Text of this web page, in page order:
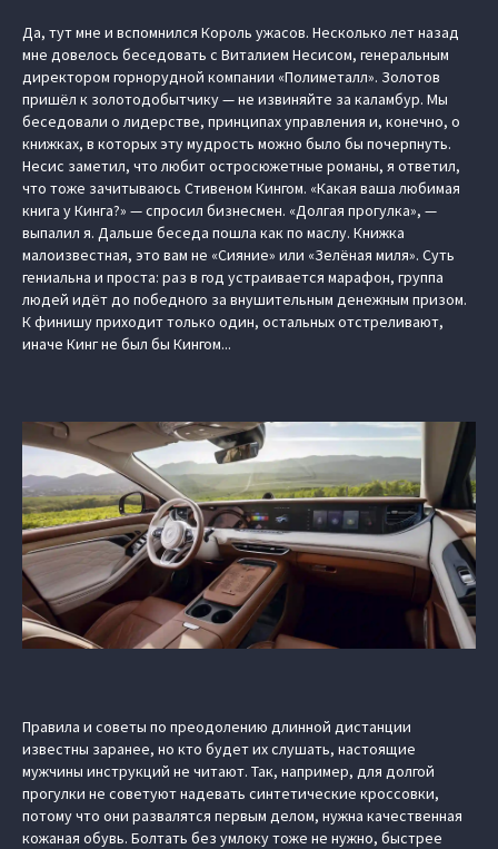
Да, тут мне и вспомнился Король ужасов. Несколько лет назад
мне довелось беседовать с Виталием Несисом, генеральным
директором горнорудной компании «Полиметалл». Золотов
пришёл к золотодобытчику — не извиняйте за каламбур. Мы
беседовали о лидерстве, принципах управления и, конечно, о
книжках, в которых эту мудрость можно было бы почерпнуть.
Несис заметил, что любит остросюжетные романы, я ответил,
что тоже зачитываюсь Стивеном Кингом. «Какая ваша любимая
книга у Кинга?» — спросил бизнесмен. «Долгая прогулка», —
выпалил я. Дальше беседа пошла как по маслу. Книжка
малоизвестная, это вам не «Сияние» или «Зелёная миля». Суть
гениальна и проста: раз в год устраивается марафон, группа
людей идёт до победного за внушительным денежным призом.
К финишу приходит только один, остальных отстреливают,
иначе Кинг не был бы Кингом...
Правила и советы по преодолению длинной дистанции
известны заранее, но кто будет их слушать, настоящие
мужчины инструкций не читают. Так, например, для долгой
прогулки не советуют надевать синтетические кроссовки,
потому что они развалятся первым делом, нужна качественная
кожаная обувь. Болтать без умлоку тоже не нужно, быстрее